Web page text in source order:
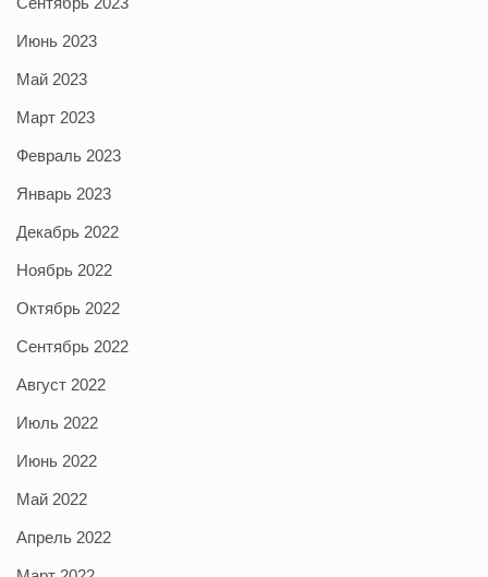
Июнь 2023
Май 2023
Март 2023
Февраль 2023
Январь 2023
Декабрь 2022
Ноябрь 2022
Октябрь 2022
Сентябрь 2022
Август 2022
Июль 2022
Июнь 2022
Май 2022
Апрель 2022